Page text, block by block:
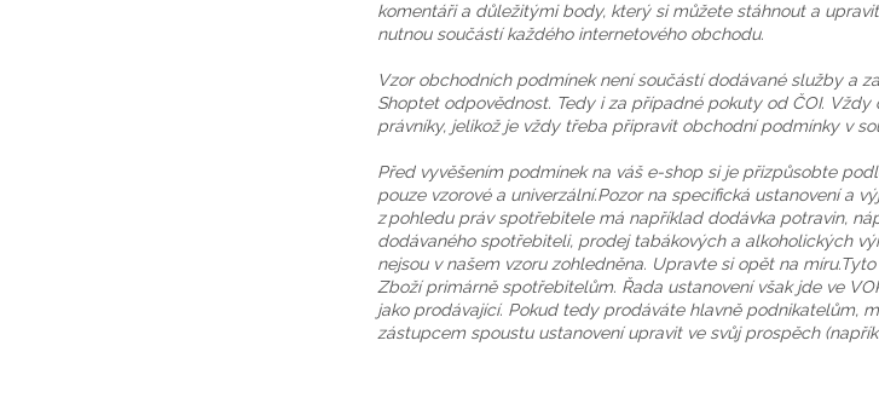
komentáři a důležitými body, který si můžete stáhnout a
nutnou součástí každého internetového obchodu.
Vzor obchodních podmínek není součástí dodávané služby a
Shoptet odpovědnost. Tedy i za případné pokuty od ČOI.
právníky, jelikož je vždy třeba připravit obchodní podmínky v
Před vyvěšením podmínek na váš e-shop si je přizpůsobte
pouze vzorové a univerzální.Pozor na specifická ustanovení a
z pohledu práv spotřebitele má například dodávka potravin,
dodávaného spotřebiteli, prodej tabákových a alkoholických
nejsou v našem vzoru zohledněna. Upravte si opět na míru.
Zboží primárně spotřebitelům. Řada ustanovení však jde ve
jako prodávající. Pokud tedy prodáváte hlavně podnikatelům,
zástupcem spoustu ustanovení upravit ve svůj prospěch